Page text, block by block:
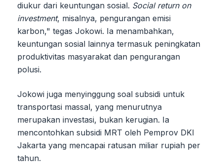
diukur dari keuntungan sosial. Social return on
investment, misalnya, pengurangan emisi
karbon," tegas Jokowi. Ia menambahkan,
keuntungan sosial lainnya termasuk peningkatan
produktivitas masyarakat dan pengurangan
polusi.
Jokowi juga menyinggung soal subsidi untuk
transportasi massal, yang menurutnya
merupakan investasi, bukan kerugian. Ia
mencontohkan subsidi MRT oleh Pemprov DKI
Jakarta yang mencapai ratusan miliar rupiah per
tahun.